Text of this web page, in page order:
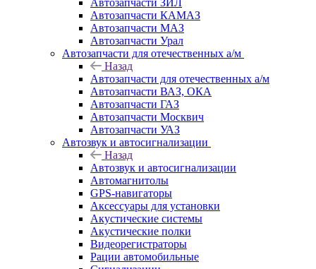
Автозапчасти ЗИЛ
Автозапчасти КАМАЗ
Автозапчасти МАЗ
Автозапчасти Урал
Автозапчасти для отечественных а/м
Назад
Автозапчасти для отечественных а/м
Автозапчасти ВАЗ, ОКА
Автозапчасти ГАЗ
Автозапчасти Москвич
Автозапчасти УАЗ
Автозвук и автосигнализации
Назад
Автозвук и автосигнализации
Автомагнитолы
GPS-навигаторы
Аксессуары для установки
Акустические системы
Акустические полки
Видеорегистраторы
Рации автомобильные